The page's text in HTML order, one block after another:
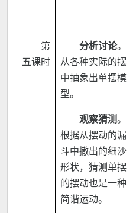
第
五课时
分析讨论。
从各种实际的摆
中抽象出单摆模
型。
观察猜测。
根据从摆动的漏
斗中撒出的细沙
形状，猜测单摆
的摆动也是一种
简谐运动。